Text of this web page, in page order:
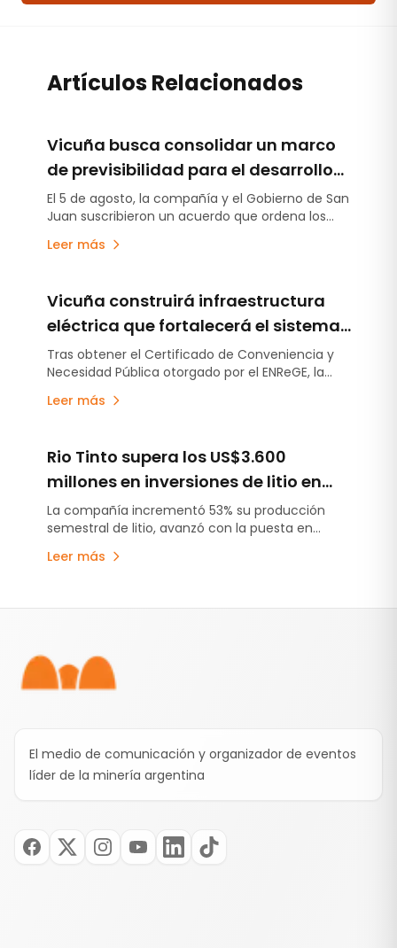
Artículos Relacionados
Vicuña busca consolidar un marco
de previsibilidad para el desarrollo
del proyecto en San Juan
El 5 de agosto, la compañía y el Gobierno de San
Juan suscribieron un acuerdo que ordena los
compromisos establecidos en la Declaración de
Impacto Ambiental, estabiliza el esquema de
infraestructura.
Leer más
Vicuña construirá infraestructura
eléctrica que fortalecerá el sistema
energético de San Juan
Tras obtener el Certificado de Conveniencia y
Necesidad Pública otorgado por el ENReGE, la
compañía avanzará con un conjunto de obras
que fortalecerán el sistema eléctrico provincial,
Leer más
Rio Tinto supera los US$3.600
millones en inversiones de litio en
Argentina y acelera la puesta en
marcha de sus proyectos
La compañía incrementó 53% su producción
semestral de litio, avanzó con la puesta en
marcha de Fénix 1B y Sal de Vida antes de lo
previsto y continúa escalando Rincón, el primer
Leer más
El medio de comunicación y organizador de eventos
líder de la minería argentina